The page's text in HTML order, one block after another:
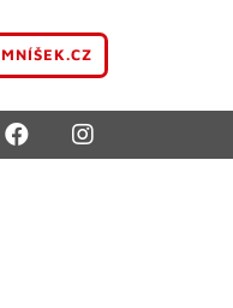
MNÍŠEK.CZ